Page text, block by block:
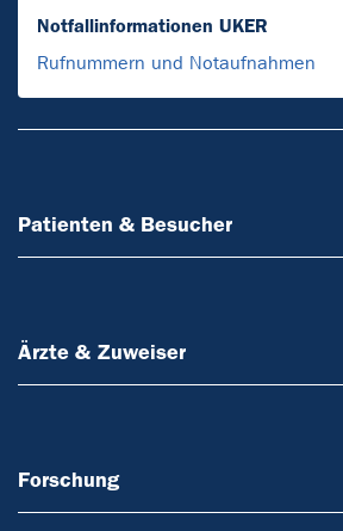
Notfallinformationen UKER
Rufnummern und Notaufnahmen
Patienten & Besucher
Ärzte & Zuweiser
Forschung